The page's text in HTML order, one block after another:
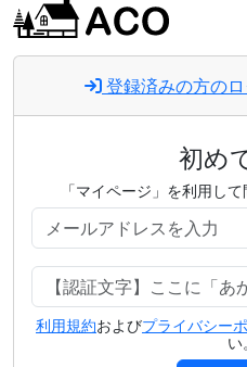
登録済みの方の
初め
「マイページ」を利用し
利用規約およびプライバシー
い。